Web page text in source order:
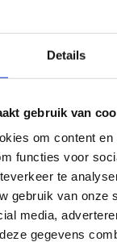
Details
gebruik van
om content
functies voor
te
gebruik van onze
media,
gegevens
tot 28%
voor
van je huidige
overnemen,
op onze
blijven op o.a het
fiscale tips en leuke
en mis nooit de
Chevrolet en GMC